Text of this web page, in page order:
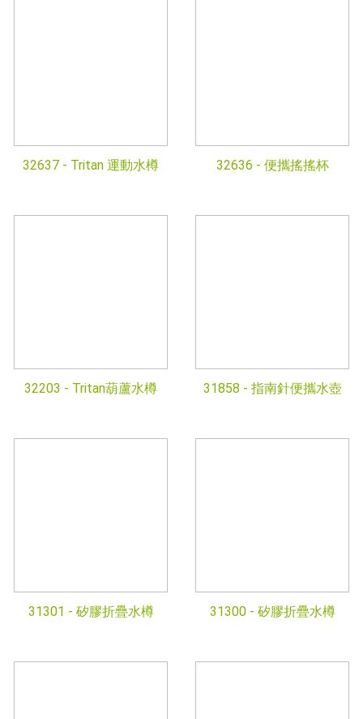
32637 - Tritan 運動水樽 32636 - 便攜搖搖杯
32203 - Tritan葫蘆水樽 31858 - 指南針便攜水壺
31301 - 矽膠折疊水樽 31300 - 矽膠折疊水樽